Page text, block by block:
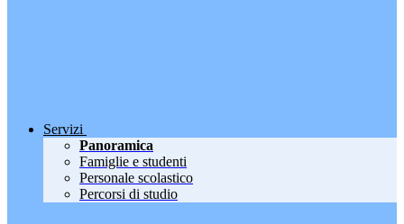
Servizi
Panoramica
Famiglie e studenti
Personale scolastico
Percorsi di studio